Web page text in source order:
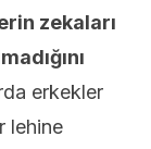
zekaları
erkekler
lehine